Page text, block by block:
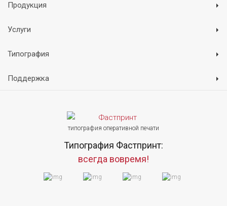
Продукция
Услуги
Типография
Поддержка
типография оперативной печати
Типография Фастпринт:
всегда вовремя!